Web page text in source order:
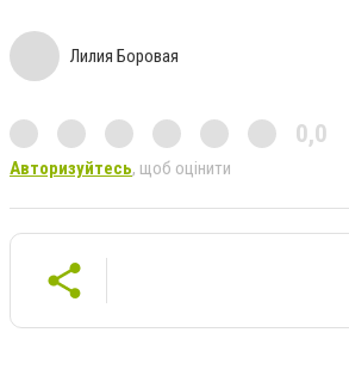
Лилия Боровая
0,0
Авторизуйтесь, щоб оцінити